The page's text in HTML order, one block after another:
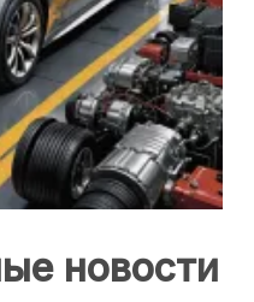
новости